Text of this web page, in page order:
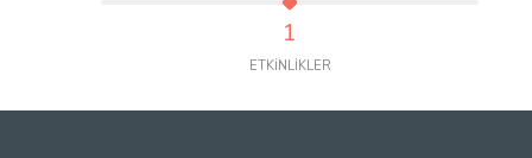
1
ETKİNLİKLER